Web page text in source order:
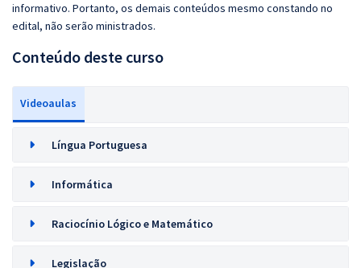
informativo. Portanto, os demais conteúdos mesmo constando no
edital, não serão ministrados.
Conteúdo deste curso
Videoaulas
Língua Portuguesa
Informática
Raciocínio Lógico e Matemático
Legislação